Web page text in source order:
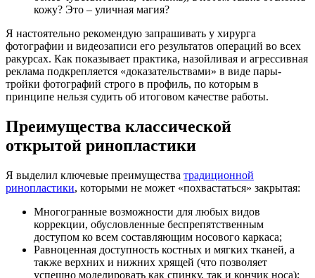
кожу? Это – уличная магия?
Я настоятельно рекомендую запрашивать у хирурга
фотографии и видеозаписи его результатов операций во всех
ракурсах. Как показывает практика, назойливая и агрессивная
реклама подкрепляется «доказательствами» в виде пары-
тройки фотографий строго в профиль, по которым в
принципе нельзя судить об итоговом качестве работы.
Преимущества классической
открытой ринопластики
Я выделил ключевые преимущества традиционной
ринопластики, которыми не может «похвастаться» закрытая:
Многогранные возможности для любых видов
коррекции, обусловленные беспрепятственным
доступом ко всем составляющим носового каркаса;
Равноценная доступность костных и мягких тканей, а
также верхних и нижних хрящей (что позволяет
успешно моделировать как спинку, так и кончик носа);